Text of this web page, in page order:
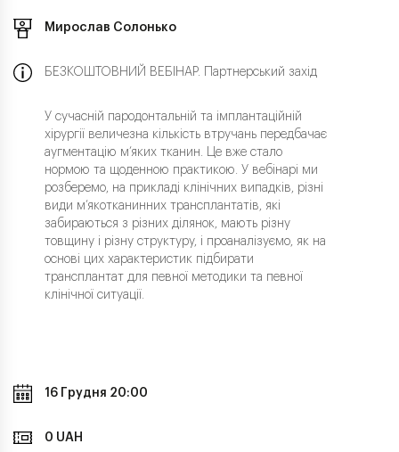
Мирослав Солонько
БЕЗКОШТОВНИЙ ВЕБІНАР. Партнерський захід
У сучасній пародонтальній та імплантаційній
хірургії величезна кількість втручань передбачає
аугментацію м’яких тканин. Це вже стало
нормою та щоденною практикою. У вебінарі ми
розберемо, на прикладі клінічних випадків, різні
види м’якотканинних трансплантатів, які
забираються з різних ділянок, мають різну
товщину і різну структуру, і проаналізуємо, як на
основі цих характеристик підбирати
трансплантат для певної методики та певної
клінічної ситуації.
16 Грудня 20:00
0 UAH